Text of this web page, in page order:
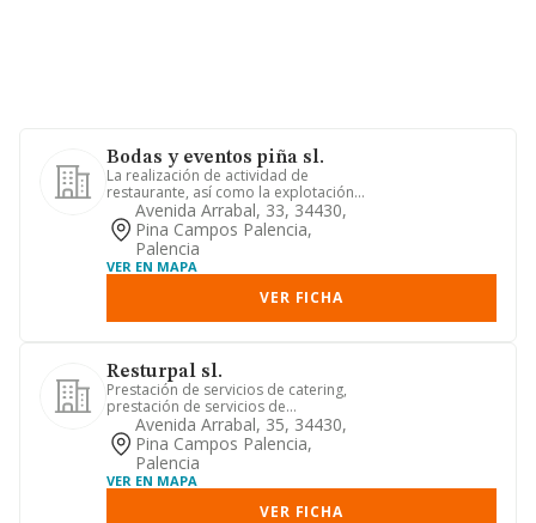
Bodas y eventos piña sl.
La realización de actividad de
restaurante, así como la explotación
de establecimientos relacionado...
Avenida Arrabal, 33, 34430,
Pina Campos Palencia,
Palencia
VER EN MAPA
VER FICHA
Resturpal sl.
Prestación de servicios de catering,
prestación de servicios de
alimentación colectiva con provisió...
Avenida Arrabal, 35, 34430,
Pina Campos Palencia,
Palencia
VER EN MAPA
VER FICHA